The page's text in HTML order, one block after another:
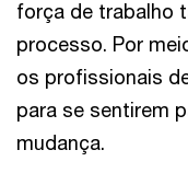
força de trabalho
processo. Por
os profissionais
para se sentirem
mudança.